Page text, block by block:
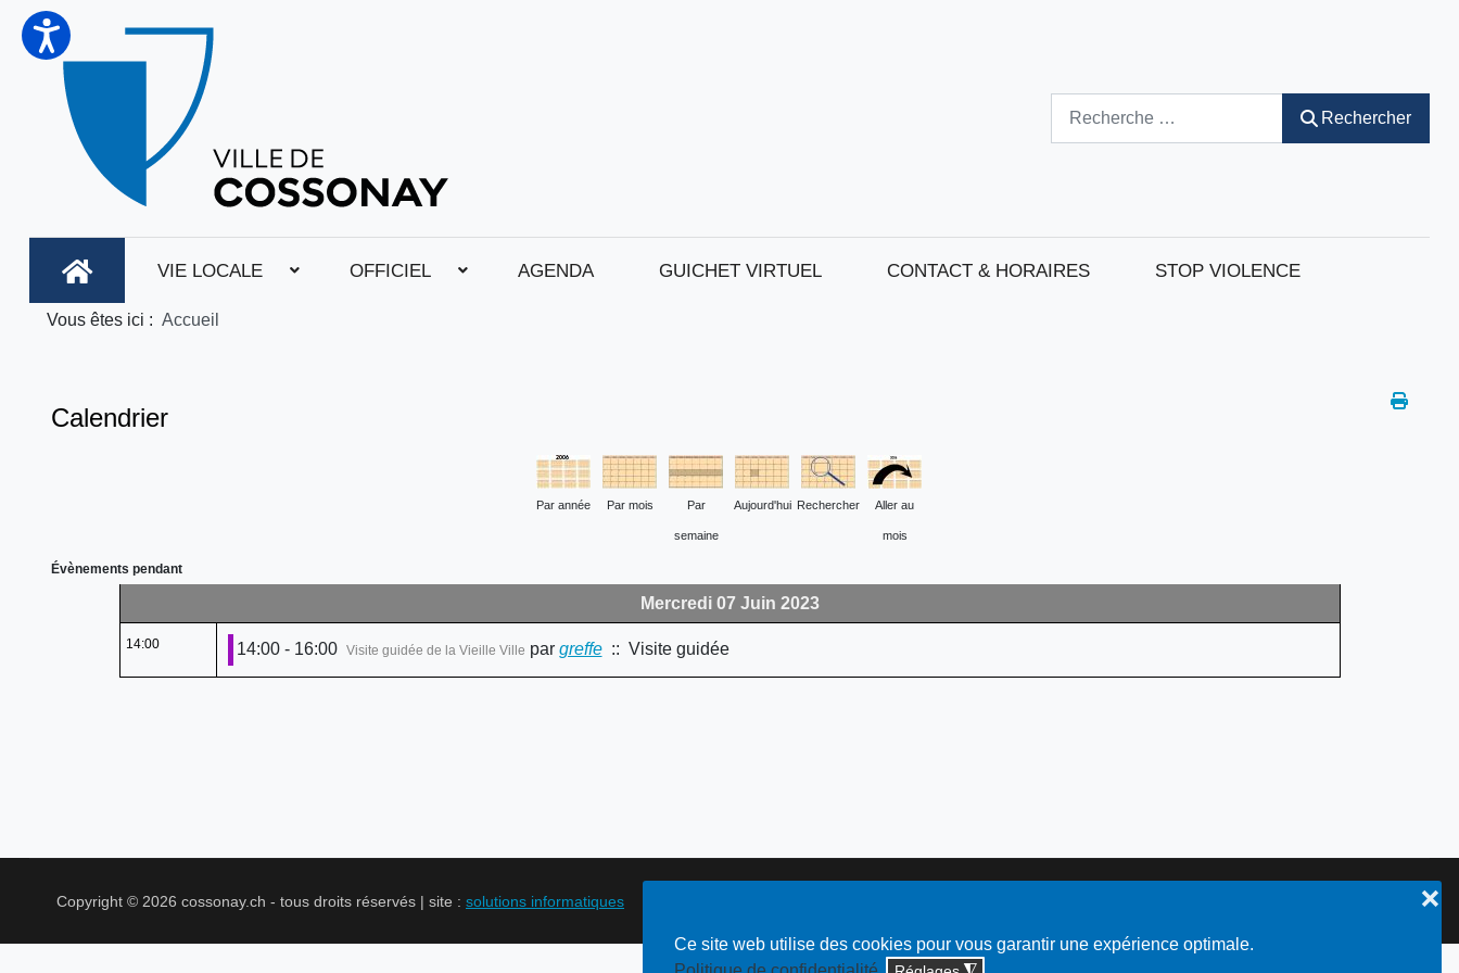
Ce site web utilise des cookies pour vous garantir une expérience optimale.
❌
Rechercher
VIE LOCALE OFFICIEL AGENDA GUICHET VIRTUEL CONTACT & HORAIRES STOP VIOLENCE
Vous êtes ici : Accueil
Calendrier
Par année Par mois Par
semaine
Aujourd'hui Rechercher Aller au
mois
Évènements pendant
Mercredi 07 Juin 2023
14:00 14:00 - 16:00 Visite guidée de la Vieille Ville par greffe:: Visite guidée
Copyright © 2026 cossonay.ch - tous droits réservés | site : solutions informatiques